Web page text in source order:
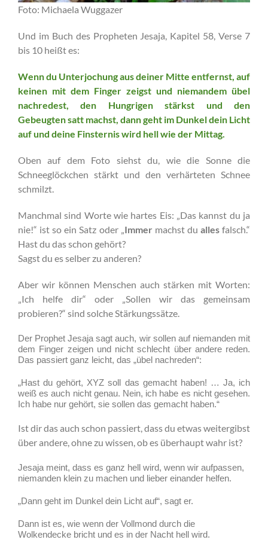
Foto: Michaela Wuggazer
Und im Buch des Propheten Jesaja, Kapitel 58, Verse 7
bis 10 heißt es:
Wenn du Unterjochung aus deiner Mitte entfernst, auf
keinen mit dem Finger zeigst und niemandem übel
nachredest, den Hungrigen stärkst und den
Gebeugten satt machst, dann geht im Dunkel dein Licht
auf und deine Finsternis wird hell wie der Mittag.
Oben auf dem Foto siehst du, wie die Sonne die
Schneeglöckchen stärkt und den verhärteten Schnee
schmilzt.
Manchmal sind Worte wie hartes Eis: „Das kannst du ja
nie!“ ist so ein Satz oder „Immer machst du allesfalsch.“
Hast du das schon gehört?
Sagst du es selber zu anderen?
Aber wir können Menschen auch stärken mit Worten:
„Ich helfe dir“ oder „Sollen wir das gemeinsam
probieren?“ sind solche Stärkungssätze.
Der Prophet Jesaja sagt auch, wir sollen auf niemanden mit
dem Finger zeigen und nicht schlecht über andere reden.
Das passiert ganz leicht, das „übel nachreden“:
„Hast du gehört, XYZ soll das gemacht haben! … Ja, ich
weiß es auch nicht genau. Nein, ich habe es nicht gesehen.
Ich habe nur gehört, sie sollen das gemacht haben.“
Ist dir das auch schon passiert, dass du etwas weitergibst
über andere, ohne zu wissen, ob es überhaupt wahr ist?
Jesaja meint, dass es ganz hell wird, wenn wir aufpassen,
niemanden klein zu machen und lieber einander helfen.
„Dann geht im Dunkel dein Licht auf“, sagt er.
Dann ist es, wie wenn der Vollmond durch die
Wolkendecke bricht und es in der Nacht hell wird.